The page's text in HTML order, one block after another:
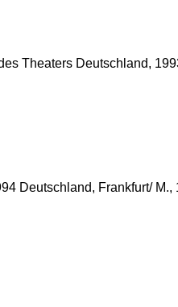
Theaters Deutschland,
Deutschland, Frankfurt/